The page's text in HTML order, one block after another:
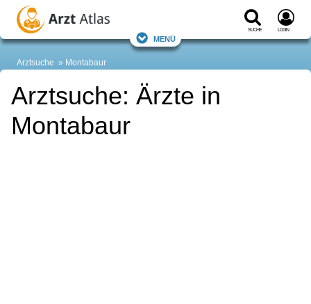
Suche Login
Menü
Arztsuche Montabaur
Arztsuche: Ärzte in
Montabaur